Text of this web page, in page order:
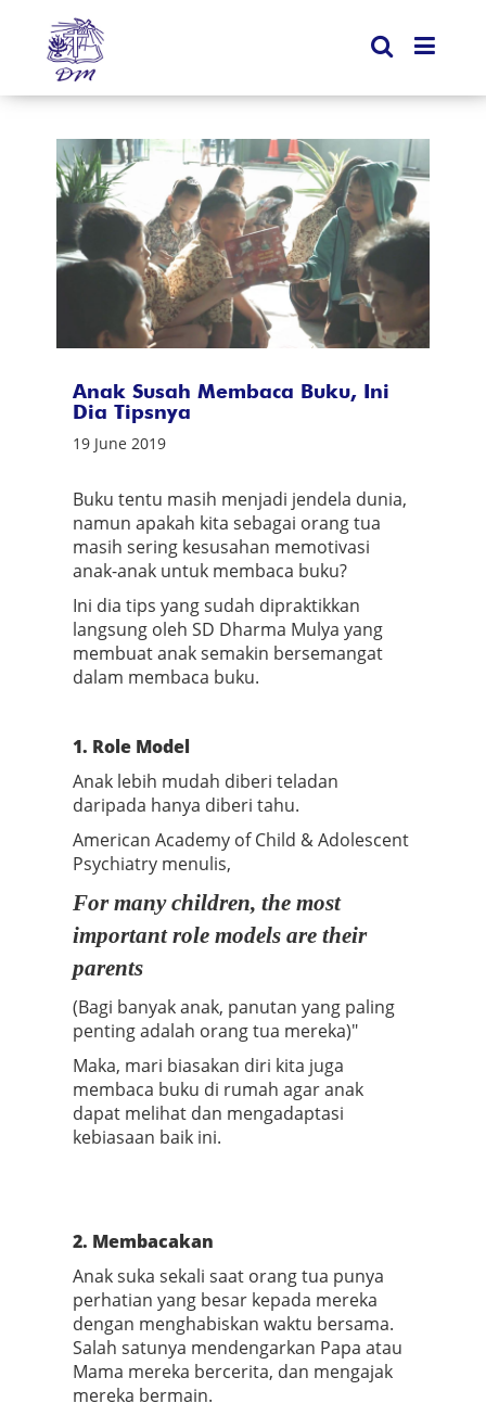
Anak Susah Membaca Buku, Ini
Dia Tipsnya
19 June 2019
Buku tentu masih menjadi jendela dunia,
namun apakah kita sebagai orang tua
masih sering kesusahan memotivasi
anak-anak untuk membaca buku?
Ini dia tips yang sudah dipraktikkan
langsung oleh SD Dharma Mulya yang
membuat anak semakin bersemangat
dalam membaca buku.
1. Role Model
Anak lebih mudah diberi teladan
daripada hanya diberi tahu.
American Academy of Child & Adolescent
Psychiatry menulis,
For many children, the most
important role models are their
parents
(Bagi banyak anak, panutan yang paling
penting adalah orang tua mereka)"
Maka, mari biasakan diri kita juga
membaca buku di rumah agar anak
dapat melihat dan mengadaptasi
kebiasaan baik ini.
2. Membacakan
Anak suka sekali saat orang tua punya
perhatian yang besar kepada mereka
dengan menghabiskan waktu bersama.
Salah satunya mendengarkan Papa atau
Mama mereka bercerita, dan mengajak
mereka bermain.